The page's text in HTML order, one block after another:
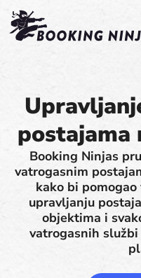
postajama
Booking Ninjas
vatrogasnim
kako bi
upravljanju
objektima i
vatrogasnih